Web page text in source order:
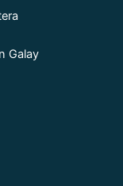
Galay